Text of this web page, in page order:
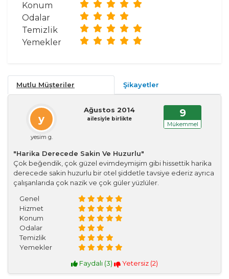
Konum
Odalar
Temizlik
Yemekler
Mutlu Müşteriler Şikayetler
y
yesim g.
Ağustos 2014
ailesiyle birlikte 9
Mükemmel
"Harika Derecede Sakin Ve Huzurlu"
Çok beğendik, çok güzel evimdeymişim gibi hissettik harika
derecede sakin huzurlu bir otel şiddetle tavsiye ederiz ayrıca
çalışanlarıda çok nazik ve çok güler yüzlüler.
Genel
Hizmet
Konum
Odalar
Temizlik
Yemekler
Faydalı (3) Yetersiz (2)